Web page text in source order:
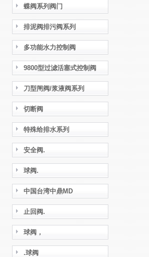
蝶阀系列阀门
排泥阀排污阀系列
多功能水力控制阀
9800型过滤活塞式控制阀
刀型闸阀/浆液阀系列
切断阀
特殊给排水系列
安全阀.
球阀.
中国台湾中鼎MD
止回阀.
球阀，
.球阀